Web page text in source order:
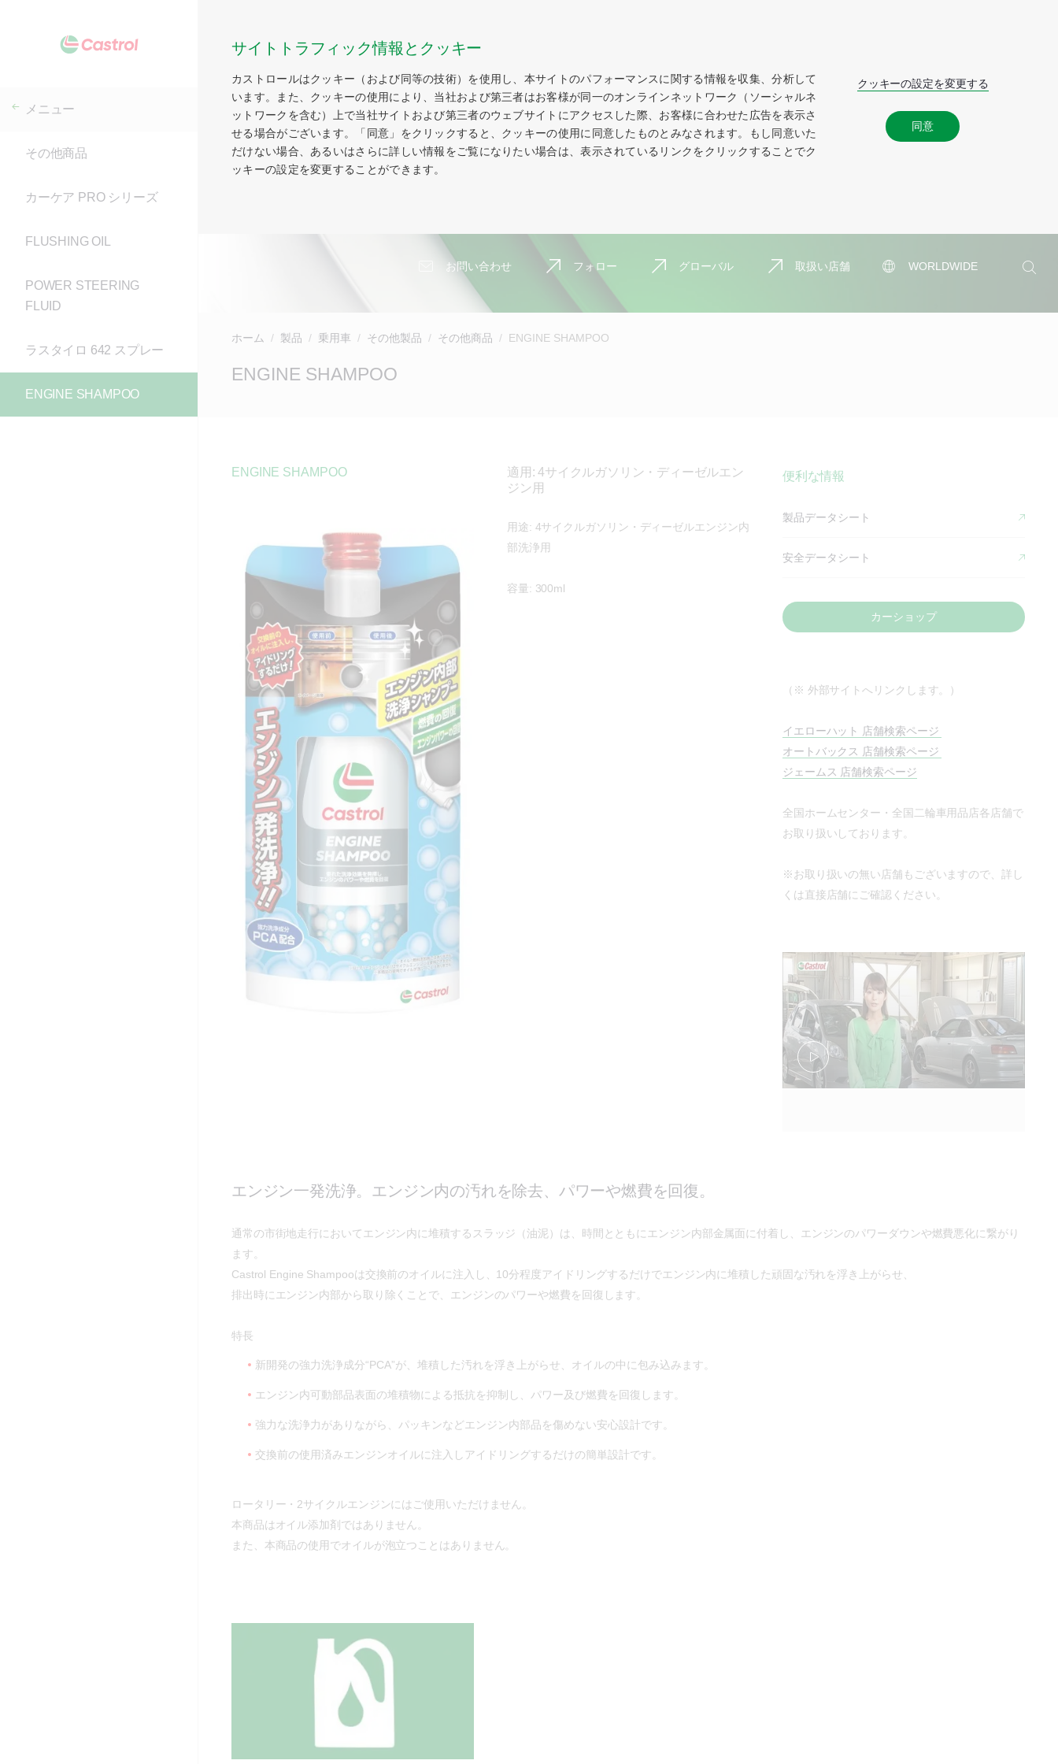
サイトトラフィック情報とクッキー
カストロールはクッキー（および同等の技術）を使用し、本サイトのパフォーマンスに関する情報を収集、分析して
います。また、クッキーの使用により、当社および第三者はお客様が同一のオンラインネットワーク（ソーシャルネ
ットワークを含む）上で当社サイトおよび第三者のウェブサイトにアクセスした際、お客様に合わせた広告を表示さ
せる場合がございます。「同意」をクリックすると、クッキーの使用に同意したものとみなされます。もし同意いた
だけない場合、あるいはさらに詳しい情報をご覧になりたい場合は、表示されているリンクをクリックすることでク
ッキーの設定を変更することができます。
クッキーの設定を変更する
同意
お問い合わせ フォロー グローバル 取扱い店舗
WORLDWIDE
検
メニュー
その他商品
カーケア PRO シリーズ
FLUSHING OIL
POWER STEERING
FLUID
ラスタイロ 642 スプレー
ENGINE SHAMPOO
ホーム 製品 乗用車 その他製品 その他商品 ENGINE SHAMPOO
ContentENGINE SHAMPOO
ENGINE SHAMPOO
適用: 4サイクルガソリン・ディーゼルエン
ジン用
用途: 4サイクルガソリン・ディーゼルエンジン内
部洗浄用
容量: 300ml
便利な情報
製品データシート
安全データシート
カーショップ
（※ 外部サイトへリンクします。）
イエローハット 店舗検索ページ
オートバックス 店舗検索ページ
ジェームス 店舗検索ページ
全国ホームセンター・全国二輪車用品店各店舗で
お取り扱いしております。
※お取り扱いの無い店舗もございますので、詳し
くは直接店舗にご確認ください。
エンジン一発洗浄。エンジン内の汚れを除去、パワーや燃費を回復。
通常の市街地走行においてエンジン内に堆積するスラッジ（油泥）は、時間とともにエンジン内部金属面に付着し、エンジンのパワーダウンや燃費悪化に繋がり
ます。
Castrol Engine Shampooは交換前のオイルに注入し、10分程度アイドリングするだけでエンジン内に堆積した頑固な汚れを浮き上がらせ、
排出時にエンジン内部から取り除くことで、エンジンのパワーや燃費を回復します。
特長
新開発の強力洗浄成分“PCA”が、堆積した汚れを浮き上がらせ、オイルの中に包み込みます。
エンジン内可動部品表面の堆積物による抵抗を抑制し、パワー及び燃費を回復します。
強力な洗浄力がありながら、パッキンなどエンジン内部品を傷めない安心設計です。
交換前の使用済みエンジンオイルに注入しアイドリングするだけの簡単設計です。
ロータリー・2サイクルエンジンにはご使用いただけません。
本商品はオイル添加剤ではありません。
また、本商品の使用でオイルが泡立つことはありません。